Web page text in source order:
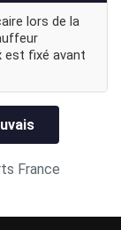
lors de la
est fixé avant
France